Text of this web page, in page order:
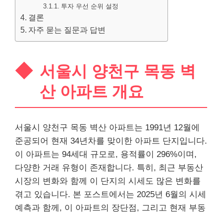
투자 우선 순위 설정
결론
자주 묻는 질문과 답변
서울시 양천구 목동 벽
산 아파트 개요
서울시 양천구 목동 벽산 아파트는 1991년 12월에
준공되어 현재 34년차를 맞이한 아파트 단지입니다.
이 아파트는 94세대 규모로, 용적률이 296%이며,
다양한 거래 유형이 존재합니다. 특히, 최근 부동산
시장의 변화와 함께 이 단지의 시세도 많은 변화를
겪고 있습니다. 본 포스트에서는 2025년 6월의 시세
예측과 함께, 이 아파트의 장단점, 그리고 현재 부동